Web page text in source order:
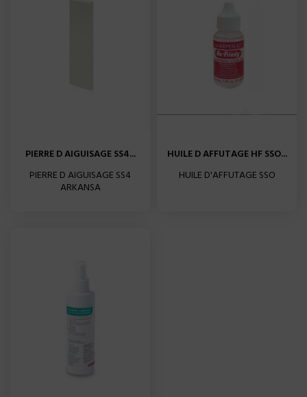
PIERRE D AIGUISAGE SS4...
PIERRE D AIGUISAGE SS4
ARKANSA
HUILE D AFFUTAGE HF SSO...
HUILE D'AFFUTAGE SSO